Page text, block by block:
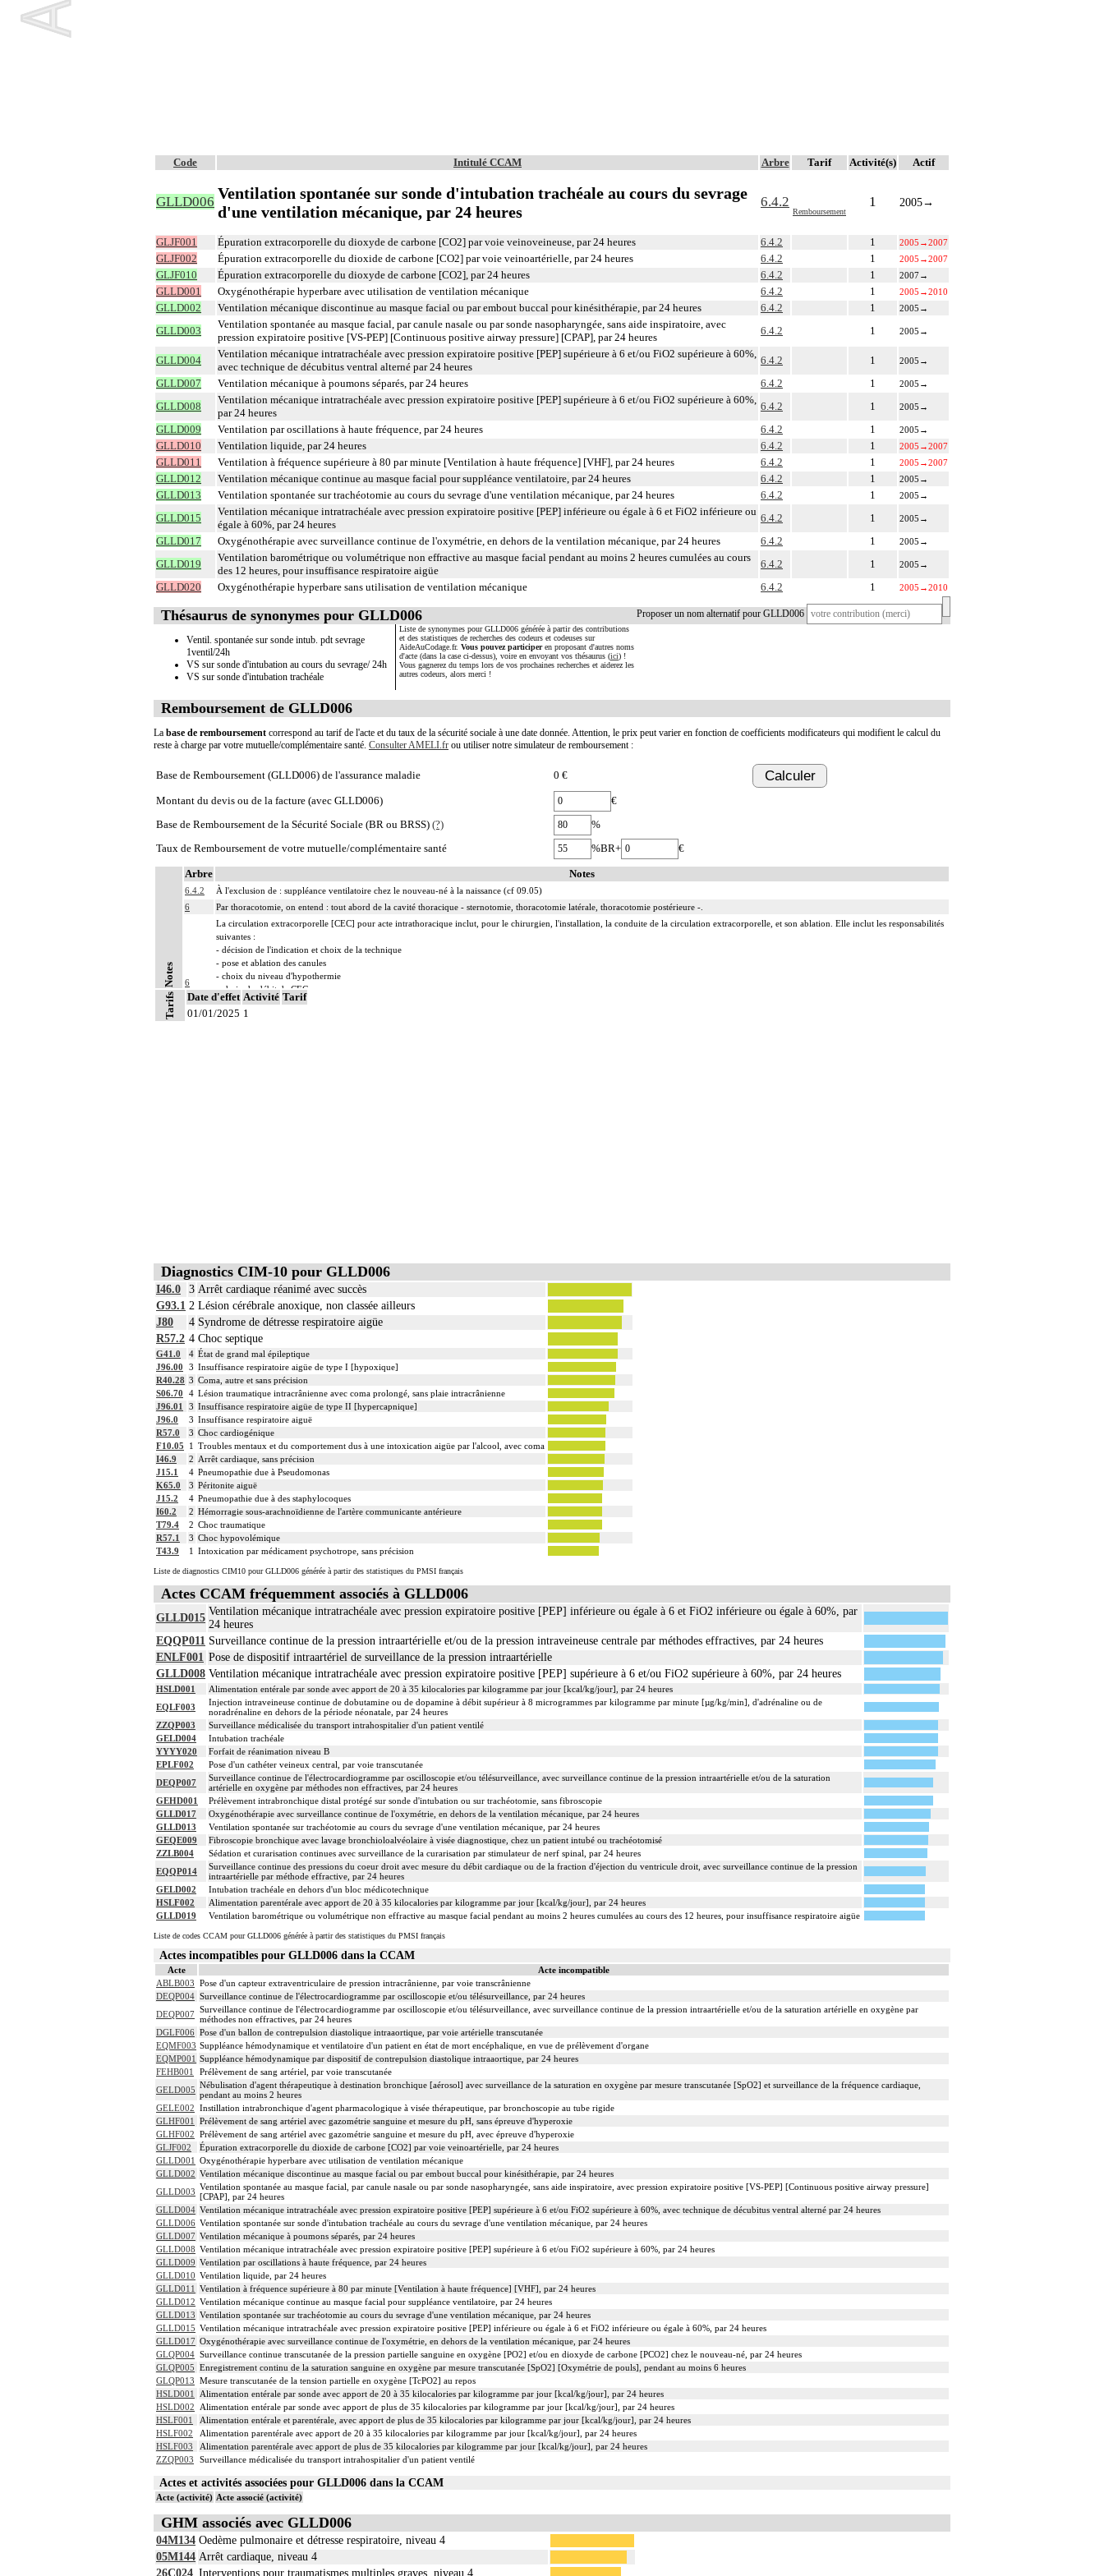
Code Intitulé CCAM Arbre Tarif Activité(s) Actif
GLLD006 Ventilation spontanée sur sonde d'intubation trachéale au cours du sevrage
d'une ventilation mécanique, par 24 heures
6.4.2
Remboursement
1 2005→
GLJF001 Épuration extracorporelle du dioxyde de carbone [CO2] par voie veinoveineuse, par 24 heures 6.4.2 1 2005 →2007
GLJF002 Épuration extracorporelle du dioxide de carbone [CO2] par voie veinoartérielle, par 24 heures 6.4.2 1 2005 →2007
GLJF010 Épuration extracorporelle du dioxyde de carbone [CO2], par 24 heures 6.4.2 1 2007→
GLLD001 Oxygénothérapie hyperbare avec utilisation de ventilation mécanique 6.4.2 1 2005 →2010
GLLD002 Ventilation mécanique discontinue au masque facial ou par embout buccal pour kinésithérapie, par 24 heures 6.4.2 1 2005 →
GLLD003
Ventilation spontanée au masque facial, par canule nasale ou par sonde nasopharyngée, sans aide inspiratoire, avec
pression expiratoire positive [VS-PEP] [Continuous positive airway pressure] [CPAP], par 24 heures
6.4.2 1 2005 →
GLLD004
Ventilation mécanique intratrachéale avec pression expiratoire positive [PEP] supérieure à 6 et/ou FiO2 supérieure à 60%,
avec technique de décubitus ventral alterné par 24 heures
6.4.2 1 2005 →
GLLD007 Ventilation mécanique à poumons séparés, par 24 heures 6.4.2 1 2005 →
GLLD008
Ventilation mécanique intratrachéale avec pression expiratoire positive [PEP] supérieure à 6 et/ou FiO2 supérieure à 60%,
par 24 heures
6.4.2 1 2005 →
GLLD009 Ventilation par oscillations à haute fréquence, par 24 heures 6.4.2 1 2005 →
GLLD010 Ventilation liquide, par 24 heures 6.4.2 1 2005 →2007
GLLD011 Ventilation à fréquence supérieure à 80 par minute [Ventilation à haute fréquence] [VHF], par 24 heures 6.4.2 1 2005 →2007
GLLD012 Ventilation mécanique continue au masque facial pour suppléance ventilatoire, par 24 heures 6.4.2 1 2005 →
GLLD013 Ventilation spontanée sur trachéotomie au cours du sevrage d'une ventilation mécanique, par 24 heures 6.4.2 1 2005 →
GLLD015
Ventilation mécanique intratrachéale avec pression expiratoire positive [PEP] inférieure ou égale à 6 et FiO2 inférieure ou
égale à 60%, par 24 heures
6.4.2 1 2005 →
GLLD017 Oxygénothérapie avec surveillance continue de l'oxymétrie, en dehors de la ventilation mécanique, par 24 heures 6.4.2 1 2005 →
GLLD019
Ventilation barométrique ou volumétrique non effractive au masque facial pendant au moins 2 heures cumulées au cours
des 12 heures, pour insuffisance respiratoire aigüe
6.4.2 1 2005 →
GLLD020 Oxygénothérapie hyperbare sans utilisation de ventilation mécanique 6.4.2 1 2005 →2010
Proposer un nom alternatif pour GLLD006
Thésaurus de synonymes pour GLLD006
Ventil. spontanée sur sonde intub. pdt sevrage
1ventil/24h
VS sur sonde d'intubation au cours du sevrage/ 24h
VS sur sonde d'intubation trachéale
Liste de synonymes pour GLLD006 générée à partir des contributions
et des statistiques de recherches des codeurs et codeuses sur
AideAuCodage.fr. Vous pouvez participeren proposant d'autres noms
d'acte (dans la case ci-dessus), voire en envoyant vos thésaurus (ici) !
Vous gagnerez du temps lors de vos prochaines recherches et aiderez les
autres codeurs, alors merci !
Remboursement de GLLD006
La base de remboursement correspond au tarif de l'acte et du taux de la sécurité sociale à une date donnée. Attention, le prix peut varier en fonction de coefficients modificateurs qui modifient le calcul du
reste à charge par votre mutuelle/complémentaire santé. Consulter AMELI.fr ou utiliser notre simulateur de remboursement :
Base de Remboursement (GLLD006) de l'assurance maladie 0 € Calculer
Montant du devis ou de la facture (avec GLLD006)
€
Base de Remboursement de la Sécurité Sociale (BR ou BRSS) (?)
%
Taux de Remboursement de votre mutuelle/complémentaire santé
%BR+ €
Notes
Arbre Notes
6.4.2
À l'exclusion de : suppléance ventilatoire chez le nouveau-né à la naissance (cf 09.05)
6
Par thoracotomie, on entend : tout abord de la cavité thoracique - sternotomie, thoracotomie latérale, thoracotomie postérieure -.
6
La circulation extracorporelle [CEC] pour acte intrathoracique inclut, pour le chirurgien, l'installation, la conduite de la circulation extracorporelle, et son ablation. Elle inclut les responsabilités
suivantes :
- décision de l'indication et choix de la technique
- pose et ablation des canules
- choix du niveau d'hypothermie
- choix du débit de CEC
- décision d'arrêt circulatoire
- définition des protocoles de remplissage
Tarifs Date d'effet Activité Tarif
01/01/2025 1
Diagnostics CIM-10 pour GLLD006
I46.0 3 Arrêt cardiaque réanimé avec succès
G93.1 2 Lésion cérébrale anoxique, non classée ailleurs
J80
4 Syndrome de détresse respiratoire aigüe
R57.2 4 Choc septique
G41.0 4 État de grand mal épileptique
J96.00
3 Insuffisance respiratoire aigüe de type I [hypoxique]
R40.28 3 Coma, autre et sans précision
S06.70
4 Lésion traumatique intracrânienne avec coma prolongé, sans plaie intracrânienne
J96.01
3 Insuffisance respiratoire aigüe de type II [hypercapnique]
J96.0
3 Insuffisance respiratoire aiguë
R57.0
3 Choc cardiogénique
F10.05
1 Troubles mentaux et du comportement dus à une intoxication aigüe par l'alcool, avec coma
I46.9
2 Arrêt cardiaque, sans précision
J15.1
4 Pneumopathie due à Pseudomonas
K65.0
3 Péritonite aiguë
J15.2
4 Pneumopathie due à des staphylocoques
I60.2
2 Hémorragie sous-arachnoïdienne de l'artère communicante antérieure
T79.4
2 Choc traumatique
R57.1
3 Choc hypovolémique
T43.9
1 Intoxication par médicament psychotrope, sans précision
Liste de diagnostics CIM10 pour GLLD006 générée à partir des statistiques du PMSI français
Actes CCAM fréquemment associés à GLLD006
GLLD015
Ventilation mécanique intratrachéale avec pression expiratoire positive [PEP] inférieure ou égale à 6 et FiO2 inférieure ou égale à 60%, par
24 heures
EQQP011 Surveillance continue de la pression intraartérielle et/ou de la pression intraveineuse centrale par méthodes effractives, par 24 heures
ENLF001 Pose de dispositif intraartériel de surveillance de la pression intraartérielle
GLLD008 Ventilation mécanique intratrachéale avec pression expiratoire positive [PEP] supérieure à 6 et/ou FiO2 supérieure à 60%, par 24 heures
HSLD001
Alimentation entérale par sonde avec apport de 20 à 35 kilocalories par kilogramme par jour [kcal/kg/jour], par 24 heures
EQLF003
Injection intraveineuse continue de dobutamine ou de dopamine à débit supérieur à 8 microgrammes par kilogramme par minute [µg/kg/min], d'adrénaline ou de
noradrénaline en dehors de la période néonatale, par 24 heures
ZZQP003
Surveillance médicalisée du transport intrahospitalier d'un patient ventilé
GELD004
Intubation trachéale
YYYY020
Forfait de réanimation niveau B
EPLF002
Pose d'un cathéter veineux central, par voie transcutanée
DEQP007
Surveillance continue de l'électrocardiogramme par oscilloscopie et/ou télésurveillance, avec surveillance continue de la pression intraartérielle et/ou de la saturation
artérielle en oxygène par méthodes non effractives, par 24 heures
GEHD001
Prélèvement intrabronchique distal protégé sur sonde d'intubation ou sur trachéotomie, sans fibroscopie
GLLD017
Oxygénothérapie avec surveillance continue de l'oxymétrie, en dehors de la ventilation mécanique, par 24 heures
GLLD013
Ventilation spontanée sur trachéotomie au cours du sevrage d'une ventilation mécanique, par 24 heures
GEQE009
Fibroscopie bronchique avec lavage bronchioloalvéolaire à visée diagnostique, chez un patient intubé ou trachéotomisé
ZZLB004
Sédation et curarisation continues avec surveillance de la curarisation par stimulateur de nerf spinal, par 24 heures
EQQP014
Surveillance continue des pressions du coeur droit avec mesure du débit cardiaque ou de la fraction d'éjection du ventricule droit, avec surveillance continue de la pression
intraartérielle par méthode effractive, par 24 heures
GELD002
Intubation trachéale en dehors d'un bloc médicotechnique
HSLF002
Alimentation parentérale avec apport de 20 à 35 kilocalories par kilogramme par jour [kcal/kg/jour], par 24 heures
GLLD019
Ventilation barométrique ou volumétrique non effractive au masque facial pendant au moins 2 heures cumulées au cours des 12 heures, pour insuffisance respiratoire aigüe
Liste de codes CCAM pour GLLD006 générée à partir des statistiques du PMSI français
Actes incompatibles pour GLLD006 dans la CCAM
Acte
Acte incompatible
ABLB003 Pose d'un capteur extraventriculaire de pression intracrânienne, par voie transcrânienne
DEQP004 Surveillance continue de l'électrocardiogramme par oscilloscopie et/ou télésurveillance, par 24 heures
DEQP007 Surveillance continue de l'électrocardiogramme par oscilloscopie et/ou télésurveillance, avec surveillance continue de la pression intraartérielle et/ou de la saturation artérielle en oxygène par
méthodes non effractives, par 24 heures
DGLF006 Pose d'un ballon de contrepulsion diastolique intraaortique, par voie artérielle transcutanée
EQMF003 Suppléance hémodynamique et ventilatoire d'un patient en état de mort encéphalique, en vue de prélèvement d'organe
EQMP001 Suppléance hémodynamique par dispositif de contrepulsion diastolique intraaortique, par 24 heures
FEHB001
Prélèvement de sang artériel, par voie transcutanée
GELD005 Nébulisation d'agent thérapeutique à destination bronchique [aérosol] avec surveillance de la saturation en oxygène par mesure transcutanée [SpO2] et surveillance de la fréquence cardiaque,
pendant au moins 2 heures
GELE002 Instillation intrabronchique d'agent pharmacologique à visée thérapeutique, par bronchoscopie au tube rigide
GLHF001 Prélèvement de sang artériel avec gazométrie sanguine et mesure du pH, sans épreuve d'hyperoxie
GLHF002 Prélèvement de sang artériel avec gazométrie sanguine et mesure du pH, avec épreuve d'hyperoxie
GLJF002
Épuration extracorporelle du dioxide de carbone [CO2] par voie veinoartérielle, par 24 heures
GLLD001 Oxygénothérapie hyperbare avec utilisation de ventilation mécanique
GLLD002 Ventilation mécanique discontinue au masque facial ou par embout buccal pour kinésithérapie, par 24 heures
GLLD003 Ventilation spontanée au masque facial, par canule nasale ou par sonde nasopharyngée, sans aide inspiratoire, avec pression expiratoire positive [VS-PEP] [Continuous positive airway pressure]
[CPAP], par 24 heures
GLLD004 Ventilation mécanique intratrachéale avec pression expiratoire positive [PEP] supérieure à 6 et/ou FiO2 supérieure à 60%, avec technique de décubitus ventral alterné par 24 heures
GLLD006 Ventilation spontanée sur sonde d'intubation trachéale au cours du sevrage d'une ventilation mécanique, par 24 heures
GLLD007 Ventilation mécanique à poumons séparés, par 24 heures
GLLD008 Ventilation mécanique intratrachéale avec pression expiratoire positive [PEP] supérieure à 6 et/ou FiO2 supérieure à 60%, par 24 heures
GLLD009 Ventilation par oscillations à haute fréquence, par 24 heures
GLLD010 Ventilation liquide, par 24 heures
GLLD011 Ventilation à fréquence supérieure à 80 par minute [Ventilation à haute fréquence] [VHF], par 24 heures
GLLD012 Ventilation mécanique continue au masque facial pour suppléance ventilatoire, par 24 heures
GLLD013 Ventilation spontanée sur trachéotomie au cours du sevrage d'une ventilation mécanique, par 24 heures
GLLD015 Ventilation mécanique intratrachéale avec pression expiratoire positive [PEP] inférieure ou égale à 6 et FiO2 inférieure ou égale à 60%, par 24 heures
GLLD017 Oxygénothérapie avec surveillance continue de l'oxymétrie, en dehors de la ventilation mécanique, par 24 heures
GLQP004 Surveillance continue transcutanée de la pression partielle sanguine en oxygène [PO2] et/ou en dioxyde de carbone [PCO2] chez le nouveau-né, par 24 heures
GLQP005 Enregistrement continu de la saturation sanguine en oxygène par mesure transcutanée [SpO2] [Oxymétrie de pouls], pendant au moins 6 heures
GLQP013 Mesure transcutanée de la tension partielle en oxygène [TcPO2] au repos
HSLD001 Alimentation entérale par sonde avec apport de 20 à 35 kilocalories par kilogramme par jour [kcal/kg/jour], par 24 heures
HSLD002 Alimentation entérale par sonde avec apport de plus de 35 kilocalories par kilogramme par jour [kcal/kg/jour], par 24 heures
HSLF001
Alimentation entérale et parentérale, avec apport de plus de 35 kilocalories par kilogramme par jour [kcal/kg/jour], par 24 heures
HSLF002
Alimentation parentérale avec apport de 20 à 35 kilocalories par kilogramme par jour [kcal/kg/jour], par 24 heures
HSLF003
Alimentation parentérale avec apport de plus de 35 kilocalories par kilogramme par jour [kcal/kg/jour], par 24 heures
ZZQP003
Surveillance médicalisée du transport intrahospitalier d'un patient ventilé
Actes et activités associées pour GLLD006 dans la CCAM
Acte (activité) Acte associé (activité)
GHM associés avec GLLD006
04M134 Oedème pulmonaire et détresse respiratoire, niveau 4
05M144 Arrêt cardiaque, niveau 4
26C024 Interventions pour traumatismes multiples graves, niveau 4